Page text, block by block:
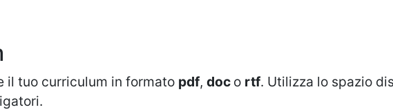
il tuo curriculum in formato pdf, doc o rtf. Utilizza lo spazio